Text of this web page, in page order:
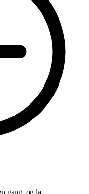
gang, og la